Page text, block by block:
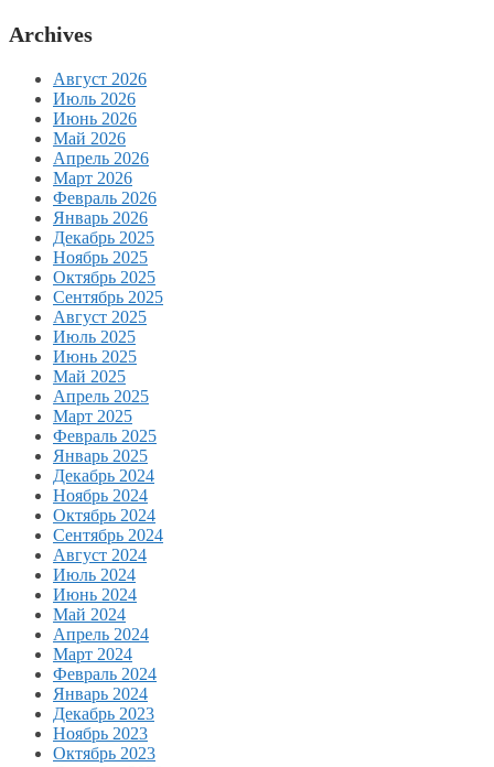
Archives
Август 2026
Июль 2026
Июнь 2026
Май 2026
Апрель 2026
Март 2026
Февраль 2026
Январь 2026
Декабрь 2025
Ноябрь 2025
Октябрь 2025
Сентябрь 2025
Август 2025
Июль 2025
Июнь 2025
Май 2025
Апрель 2025
Март 2025
Февраль 2025
Январь 2025
Декабрь 2024
Ноябрь 2024
Октябрь 2024
Сентябрь 2024
Август 2024
Июль 2024
Июнь 2024
Май 2024
Апрель 2024
Март 2024
Февраль 2024
Январь 2024
Декабрь 2023
Ноябрь 2023
Октябрь 2023